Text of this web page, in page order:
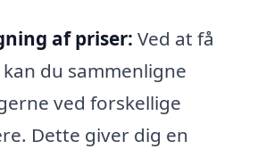
af priser: Ved at få
du sammenligne
ved forskellige
Dette giver dig en